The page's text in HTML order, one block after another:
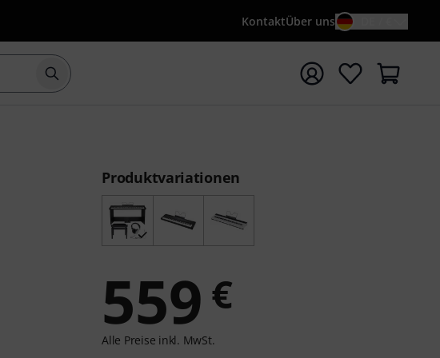
KontaktÜber uns
Suche mit Suchwort {searchTerm} starten
Produktvariationen
559 €
Alle Preise inkl. MwSt.